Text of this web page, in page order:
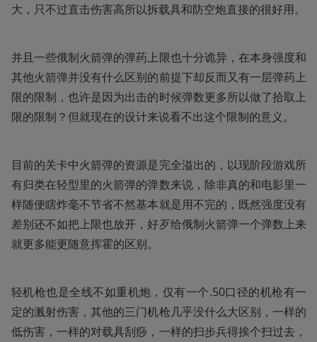
大，只不过直击伤害高所以拆载具和防空炮直接的很好用。
并且一些俄制火箭弹的弹药上限也十分诡异，在本身强度和
其他火箭弹并没有什么区别的前提下却反而又有一层弹药上
限的限制，也许是因为出击的时候弹数更多所以做了拾取上
限的限制？但就现在的设计来说看不出这个限制的意义。
目前的关卡中火箭弹的资源是完全溢出的，以现阶段游戏所
有归类在轻型里的火箭弹的弹数来说，除非真的和电影里一
样随便瞎炸毫不节省不然基本就是用不完的，既然强度没有
差别还不如把上限也放开，好歹给俄制火箭弹一个弹数上来
就更多能更随意挥霍的区别。
轻机枪也是全线不如重机炮，仅有一个.50口径的机枪有一
定的溅射伤害，其他的三门机枪几乎没什么大区别，一样的
低伤害，一样的对载具刮痧，一样的扫步兵得挨个扫过去，